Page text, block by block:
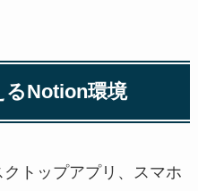
るNotion環境
トップアプリ、スマホ